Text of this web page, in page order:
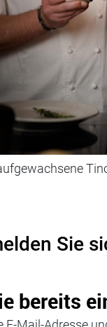
Sie
bereits